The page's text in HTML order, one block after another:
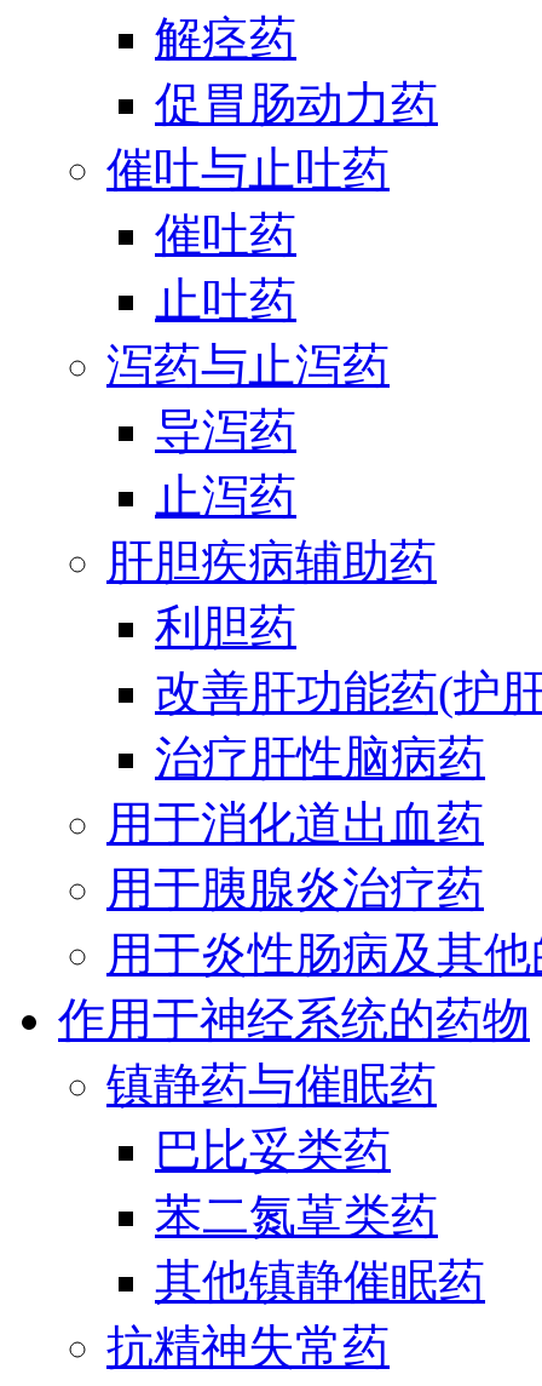
解痉药
促胃肠动力药
催吐与止吐药
催吐药
止吐药
泻药与止泻药
导泻药
止泻药
肝胆疾病辅助药
利胆药
改善肝功能药(护
治疗肝性脑病药
用于消化道出血药
用于胰腺炎治疗药
用于炎性肠病及其
作用于神经系统的药物
镇静药与催眠药
巴比妥类药
苯二氮䓬类药
其他镇静催眠药
抗精神失常药